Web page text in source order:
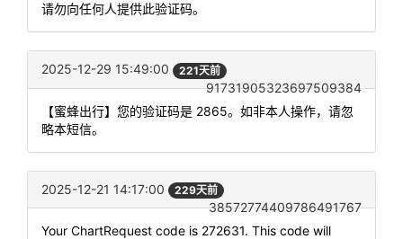
请勿向任何人提供此验证码。
2025-12-29 15:49:00 221天前
91731905323697509384
【蜜蜂出行】您的验证码是 2865。如非本人操作，请忽
略本短信。
2025-12-21 14:17:00 229天前
38572774409786491767
Your ChartRequest code is 272631. This code will